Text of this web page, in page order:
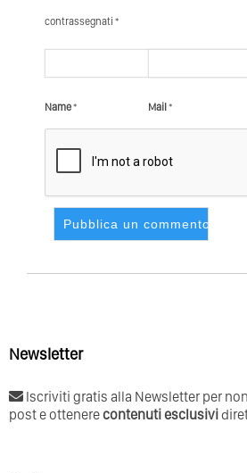
contrassegnati *
Name* Mail *
Newsletter
Iscriviti gratis alla Newsletter per
post e ottenerecontenuti esclusivi